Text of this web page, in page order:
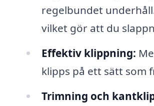
regelbundet
vilket gör att du
Effektiv klippning:
klipps på ett sätt som
Trimning och